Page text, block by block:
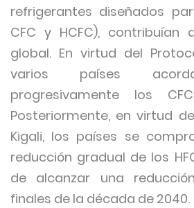
refrigerantes diseñados
CFC y HCFC), contribuían
global. En virtud del
varios países
progresivamente los
Posteriormente, en virtud
Kigali, los países se
reducción gradual de los
de alcanzar una
finales de la década de 2040.